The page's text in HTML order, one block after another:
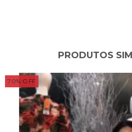
PRODUTOS
70% OFF